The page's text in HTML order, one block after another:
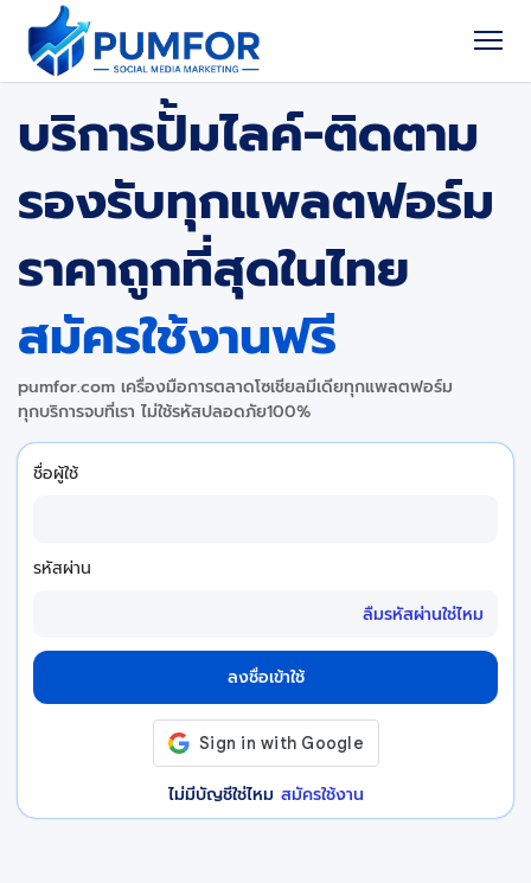
บริการปั้มไลค์-ติดตาม
รองรับทุกแพลตฟอร์ม
ราคาถูกที่สุดในไทย
สมัครใช้งานฟรี
pumfor.com เครื่องมือการตลาดโซเชียลมีเดียทุกแพลตฟอร์ม
ทุกบริการจบที่เรา ไม่ใช้รหัสปลอดภัย100%
ชื่อผู้ใช้
รหัสผ่าน
ลืมรหัสผ่านใช่ไหม
ลงชื่อเข้าใช้
ไม่มีบัญชีใช่ไหม สมัครใช้งาน